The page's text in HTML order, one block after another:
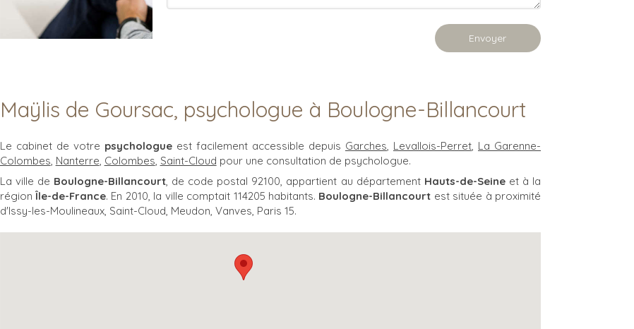
Envoyer
Maÿlis de Goursac, psychologue à Boulogne-Billancourt
Le cabinet de votre psychologueest facilement accessible depuis Garches, Levallois-Perret, La Garenne-
Colombes, Nanterre, Colombes, Saint-Cloud pour une consultation de psychologue.
La ville de Boulogne-Billancourt, de code postal 92100, appartient au département Hauts-de-Seineet à la
régionÎle-de-France. En 2010, la ville comptait 114205 habitants. Boulogne-Billancourt est située à proximité
d'Issy-les-Moulineaux, Saint-Cloud, Meudon, Vanves, Paris 15.